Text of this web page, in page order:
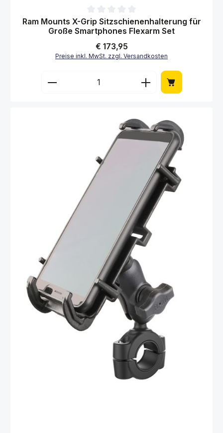
Durchschnittliche Bewertung von 0 von 5 Sternen
Ram Mounts X-Grip Sitzschienenhalterung für
Große Smartphones Flexarm Set
Regulärer Preis:
€ 173,95
Preise inkl. MwSt. zzgl. Versandkosten
Produkt Anzahl: Gib den gewünschten